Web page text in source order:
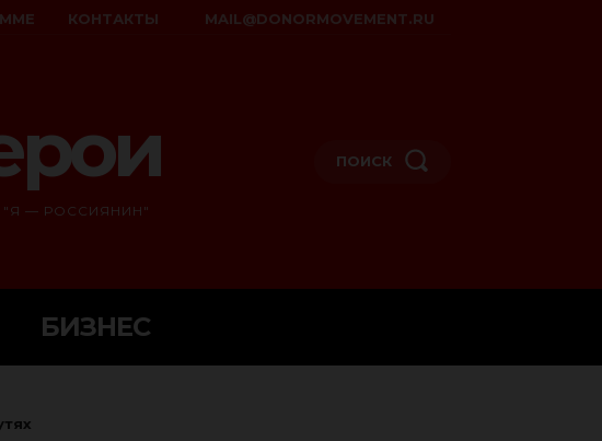
КОНТАКТЫ MAIL@DONORMOVEMENT.RU
— РОССИЯНИН"
ПОИСК
БИЗНЕС